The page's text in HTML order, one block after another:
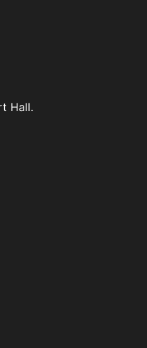
Hall.